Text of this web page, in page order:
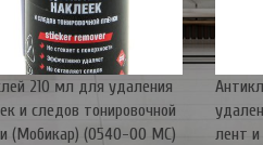
210 мл для удаления
и следов тонировочной
(Мобикар) (0540-00 МС)
лент и